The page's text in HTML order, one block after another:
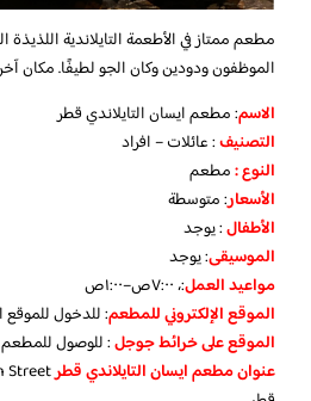
مطعم ممتاز في الأطعمة التايلاندية اللذيذة
الموظفون ودودين وكان الجو لطيفًا. مكان
الاسم: مطعم ايسان التايلاندي قطر
التصنيف: عائلات – افراد
النوع :مطعم
الأسعار:متوسطة
الأطفال:يوجد
الموسيقى:يوجد
مواعيد العمل:، ٧:٠٠ص–١:٠٠ص
الموقع الإلكتروني للمطعم: للدخول للموقع
الموقع على خرائط جوجل: للوصول
عنوان مطعم ايسان التايلاندي قطر